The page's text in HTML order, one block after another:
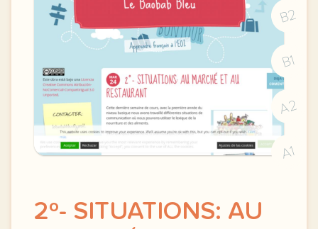
B2
B1
A2
A1
2º- SITUATIONS: AU